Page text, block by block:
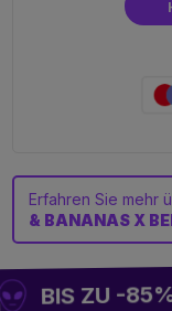
Erfahren Sie mehr
& BANANAS X
BIS ZU -85%